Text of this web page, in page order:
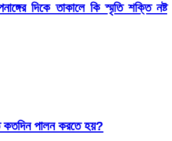
দিকে তাকালে কি স্মৃতি শক্তি নষ্ট
কতদিন পালন করতে হয়?